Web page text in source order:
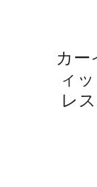
カ
ィ
レ